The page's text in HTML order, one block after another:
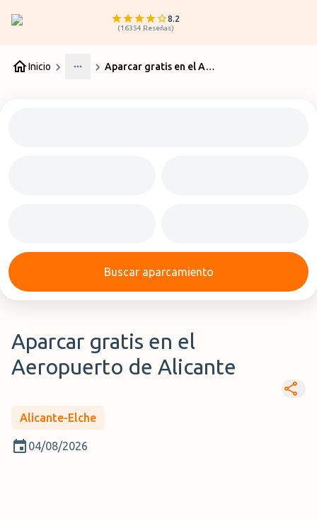
8.2
(16354 Reseñas)
Inicio
More
Aparcar gratis en el Aeropuerto de Alicante
Buscar aparcamiento
Aparcar gratis en el
Aeropuerto de Alicante
Alicante-Elche
04/08/2026